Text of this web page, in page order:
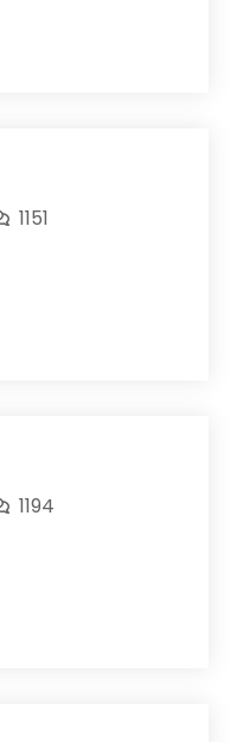
1151
1194